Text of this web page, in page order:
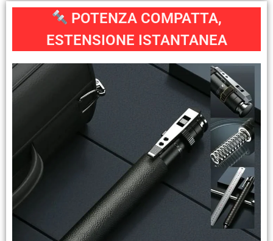
POTENZA COMPATTA,
ESTENSIONE ISTANTANEA